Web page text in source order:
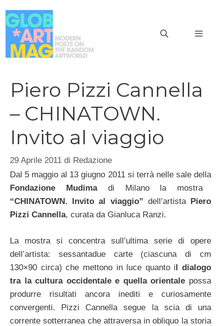
al
contenuto
Piero Pizzi Cannella
– CHINATOWN.
Invito al viaggio
29 Aprile 2011 di Redazione
Dal 5 maggio al 13 giugno 2011 si terrà nelle sale della
Fondazione Mudimadi Milano la mostra
“CHINATOWN. Invito al viaggio” dell’artista Piero
Pizzi Cannella, curata da Gianluca Ranzi.
La mostra si concentra sull’ultima serie di opere
dell’artista: sessantadue carte (ciascuna di cm
130×90 circa) che mettono in luce quanto il dialogo
tra la cultura occidentale e quella orientale possa
produrre risultati ancora inediti e curiosamente
convergenti. Pizzi Cannella segue la scia di una
corrente sotterranea che attraversa in obliquo la storia